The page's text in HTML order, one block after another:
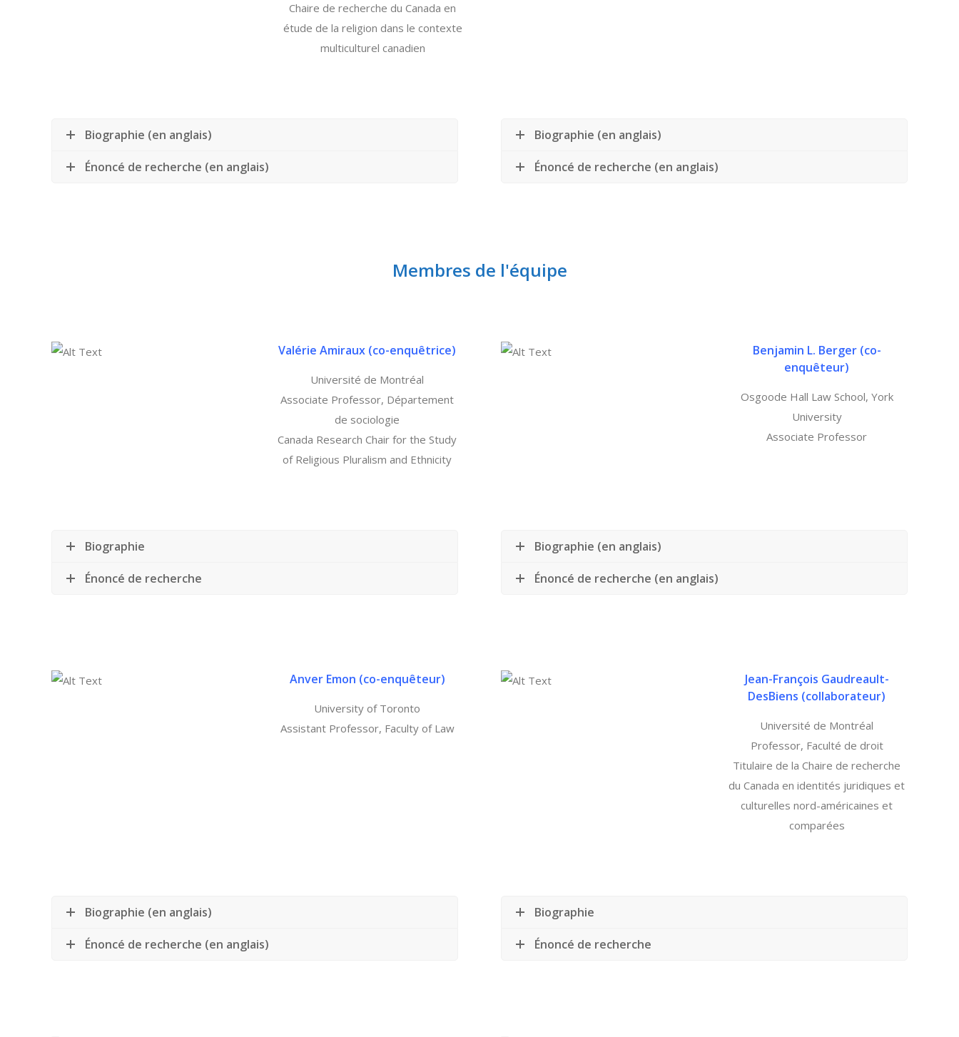
Chaire de recherche du Canada en
étude de la religion dans le contexte
multiculturel canadien
Biographie (en anglais)
Énoncé de recherche (en anglais)
Biographie (en anglais)
Énoncé de recherche (en anglais)
Membres de l'équipe
Valérie Amiraux (co-enquêtrice)
Université de Montréal
Associate Professor, Département
de sociologie
Canada Research Chair for the Study
of Religious Pluralism and Ethnicity
Benjamin L. Berger (co-
enquêteur)
Osgoode Hall Law School, York
University
Associate Professor
Biographie
Énoncé de recherche
Biographie (en anglais)
Énoncé de recherche (en anglais)
Anver Emon (co-enquêteur)
University of Toronto
Assistant Professor, Faculty of Law
Jean-François Gaudreault-
DesBiens (collaborateur)
Université de Montréal
Professor, Faculté de droit
Titulaire de la Chaire de recherche
du Canada en identités juridiques et
culturelles nord-américaines et
comparées
Biographie (en anglais)
Énoncé de recherche (en anglais)
Biographie
Énoncé de recherche